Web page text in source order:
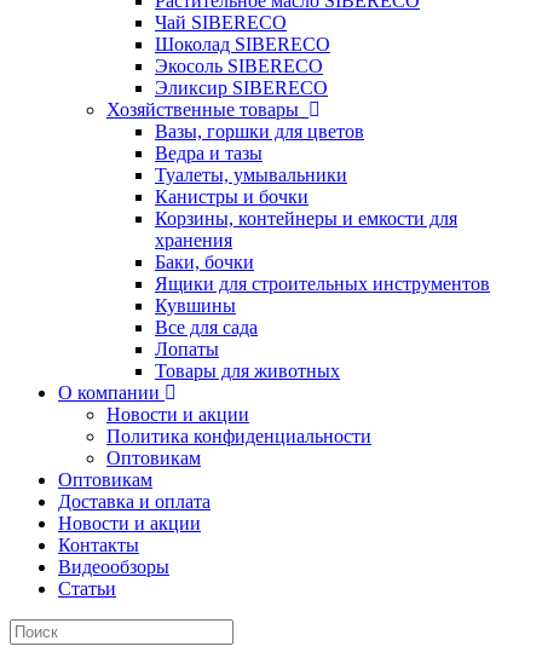
Чай SIBERECO
Шоколад SIBERECO
Экосоль SIBERECO
Эликсир SIBERECO
Хозяйственные товары
Вазы, горшки для цветов
Ведра и тазы
Туалеты, умывальники
Канистры и бочки
Корзины, контейнеры и емкости для
хранения
Баки, бочки
Ящики для строительных инструментов
Кувшины
Все для сада
Лопаты
Товары для животных
О компании
Новости и акции
Политика конфиденциальности
Оптовикам
Оптовикам
Доставка и оплата
Новости и акции
Контакты
Видеообзоры
Статьи